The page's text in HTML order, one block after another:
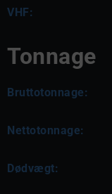
VHF:
Tonnage
Bruttotonnage:
Nettotonnage:
Dødvægt: